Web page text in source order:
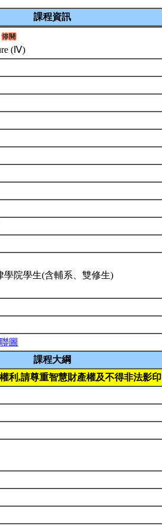
課程資訊
(Ⅳ)
學院學生(含輔系、雙修生)
圖
課程大綱
利,請尊重智慧財產權及不得非法影印